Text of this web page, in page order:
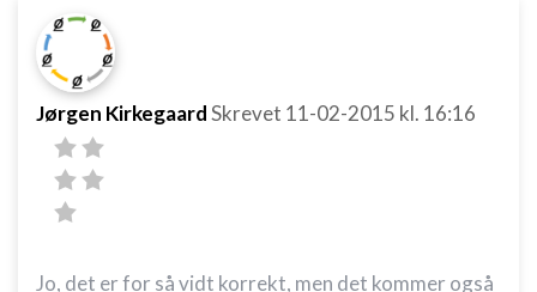
Jørgen KirkegaardSkrevet 11-02-2015 kl. 16:16
Jo, det er for så vidt korrekt, men det kommer også